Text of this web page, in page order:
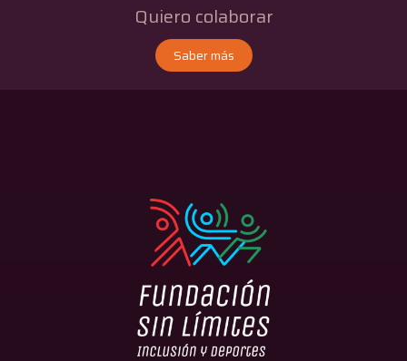
Quiero colaborar
Saber más